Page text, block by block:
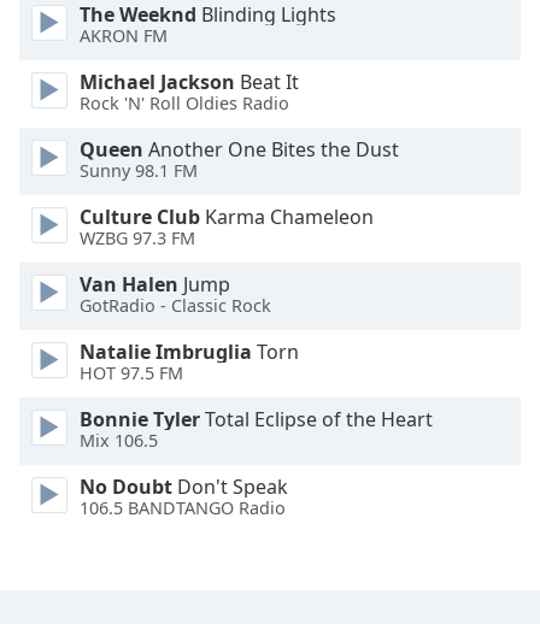
Color
Opacity
Background
Color
Opacity
Caption
Area
Background
The Weeknd Blinding Lights
AKRON FM
Michael Jackson Beat It
Rock 'N' Roll Oldies Radio
Queen Another One Bites the Dust
Sunny 98.1 FM
Culture Club Karma Chameleon
WZBG 97.3 FM
Van Halen Jump
GotRadio - Classic Rock
Natalie Imbruglia Torn
HOT 97.5 FM
Bonnie TylerTotal Eclipse of the Heart
Mix 106.5
No Doubt Don't Speak
106.5 BANDTANGO Radio